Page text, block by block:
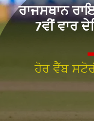
ਹੋਰ ਵੈੱਬ
ਰਾਜਸਥਾਨ
7ਵੀਂ ਵਾਰ